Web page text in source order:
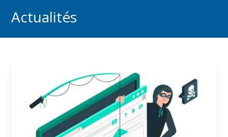
Actualités